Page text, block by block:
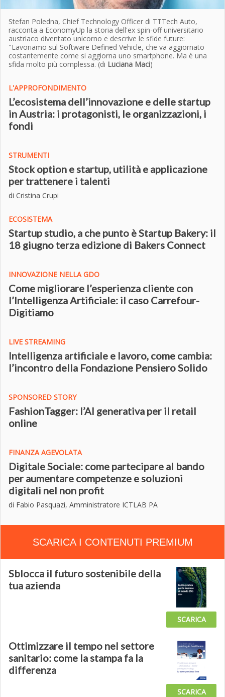
Stefan Poledna, Chief Technology Officer di TTTech Auto,
racconta a EconomyUp la storia dell'ex spin-off universitario
austriaco diventato unicorno e descrive le sfide future:
"Lavoriamo sul Software Defined Vehicle, che va aggiornato
costantemente come si aggiorna uno smartphone. Ma è una
sfida molto più complessa. (di Luciana Maci)
L'APPROFONDIMENTO
L’ecosistema dell’innovazione e delle startup
in Austria: i protagonisti, le organizzazioni, i
fondi
STRUMENTI
Stock option e startup, utilità e applicazione
per trattenere i talenti
di Cristina Crupi
ECOSISTEMA
Startup studio, a che punto è Startup Bakery: il
18 giugno terza edizione di Bakers Connect
INNOVAZIONE NELLA GDO
Come migliorare l’esperienza cliente con
l’Intelligenza Artificiale: il caso Carrefour-
Digitiamo
LIVE STREAMING
Intelligenza artificiale e lavoro, come cambia:
l’incontro della Fondazione Pensiero Solido
SPONSORED STORY
FashionTagger: l’AI generativa per il retail
online
FINANZA AGEVOLATA
Digitale Sociale: come partecipare al bando
per aumentare competenze e soluzioni
digitali nel non profit
di Fabio Pasquazi, Amministratore ICTLAB PA
SCARICA I CONTENUTI PREMIUM
Sblocca il futuro sostenibile della
tua azienda
SCARICA
Ottimizzare il tempo nel settore
sanitario: come la stampa fa la
differenza
SCARICA